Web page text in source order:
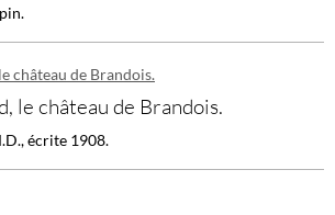
le château de Brandois.
écrite 1908.